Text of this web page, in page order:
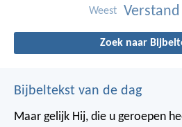
Weest Verstand
Zoek naar
Bijbeltekst van de dag
Maar gelijk Hij, die u geroepen